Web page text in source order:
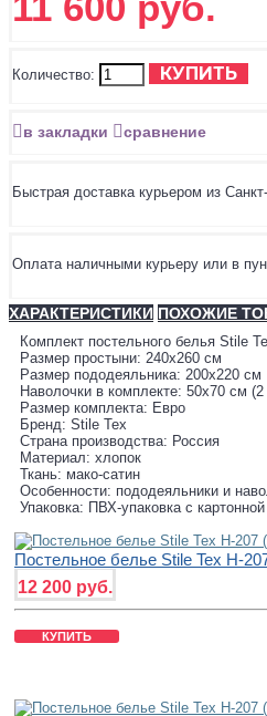
Количество: КУПИТЬ
в закладки сравнение
Быстрая доставка курьером из
Оплата наличными курьеру или в
ХАРАКТЕРИСТИКИ ПОХОЖИЕ
Комплект постельного белья Stile
Размер простыни: 240х260 см
Размер пододеяльника: 200х220 см
Наволочки в комплекте: 50х70 см
Размер комплекта: Евро
Бренд: Stile Tex
Страна производства: Россия
Материал: хлопок
Ткань: мако-сатин
Особенности: пододеяльники и
Упаковка: ПВХ-упаковка с
Постельное белье Stile Tex H-
12 200 руб.
КУПИТЬ